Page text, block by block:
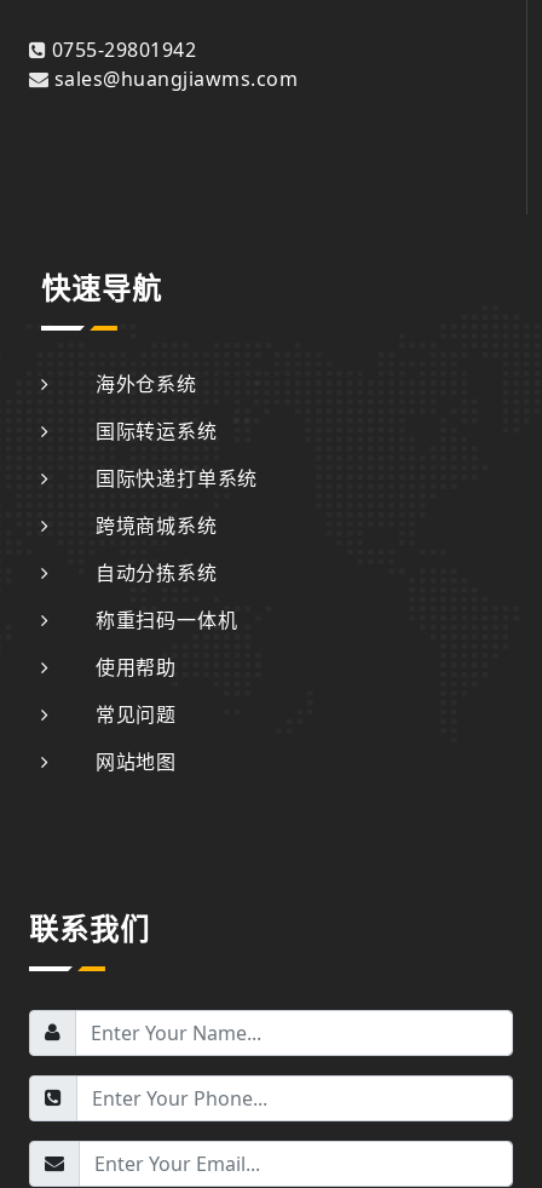
0755-29801942
sales@huangjiawms.com
快速导航
海外仓系统
国际转运系统
国际快递打单系统
跨境商城系统
自动分拣系统
称重扫码一体机
使用帮助
常见问题
网站地图
联系我们